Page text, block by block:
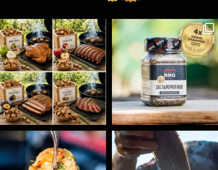
Udící špalíky - BORN TO SMOKE - různé druhy k...
5 0
Koření Suncity – autentická BBQ chuť u vás doma!...
1 0
Spoustu podobných triků, které vám usnadní nejenom ...
9 0
Ryba na grilu je opravdu rychlá, a stejně tak